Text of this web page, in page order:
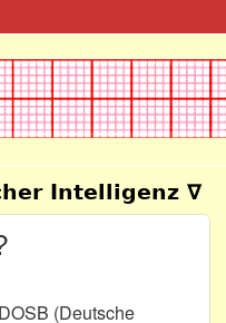
Intelligenz ∇
(Deutsche